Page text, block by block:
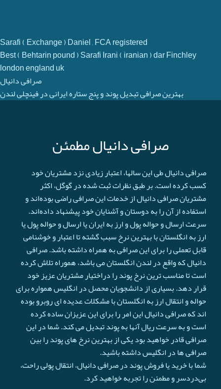
Sarafi ( Exchange ) Daniel , FCA registered
Best ( Behtarin pound ) Sarafi Irani ( iranian ) dar Finchley
london england uk
صرافی دانیال
بهترین صرافی تبدیل پوند و پنج ستاره ایرانی در فینچلی لندن
صرافی دانیال مطمئن
صرافی دانیال طی این سالها، اعتبار زیادی نزد مشتریان خود
کسب کرده است. بر طبق نظرات ثبت شده در گوگل، اکثر
مشتریان صرافی دانیال از خدمات این صرافی راضی بوده‌اند و
استفاده از آن را به دوستان و آشنایان خود پیشنهاد داده‌اند.
سرعت ارسال و حواله پول و ارز به ایران یا ارسال و حواله پول یا
ارز به انگلستان با بهترین نرخ سبب گشته تا اعتبار و خوشنامی
قابل تعملی را برای این صرافی به همراه داشته باشد. صرافی
دانیال که واقع در لندن انگلستان می باشد، هموراه تلاش کرده
است تا مناسب ترین نرخ پوند را دراختیار مشتریان عزیز خود
قرار دهد. بسیاری از دانشجویان محصل در انگلیس همواره برای
حواله و انتقال ارز به انگلستان با مشکلات عدیده ای روبرو بوده
اند که صرافی دانیال این امر را برای این عزیزان ساده کرده
است و به سرعت ريال آنها به پوند تبدیل می کند. شما در این
صرافی قادر خواهید بود یکی از بهترین نرخ های پوند را بین
صرافی ها در انگلیس داشته باشید.
شما با خرید یا فروش پوند در صرافی دانیال، انتقال پولی راحت،
بی‌دردسر و مطمئن را تجربه خواهید کرد.